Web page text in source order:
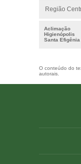
Região
Aclimação
Higienópolis
Santa Efigênia
O conteúdo do
autorais.